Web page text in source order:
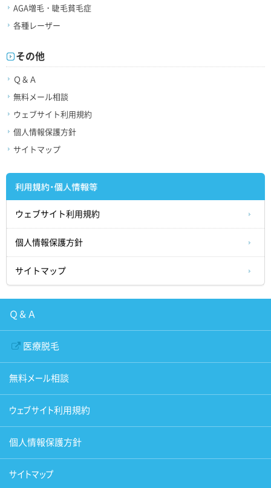
AGA増毛・睫毛貧毛症
各種レーザー
その他
Ｑ＆Ａ
無料メール相談
ウェブサイト利用規約
個人情報保護方針
サイトマップ
ウェブサイト利用規約
個人情報保護方針
サイトマップ
Ｑ＆Ａ
医療脱毛
無料メール相談
ウェブサイト利用規約
個人情報保護方針
サイトマップ